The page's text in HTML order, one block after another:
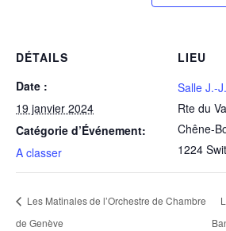
DÉTAILS
Date :
19 janvier 2024
Catégorie d’Événement:
A classer
LIEU
Salle J.-
Rte du
Chêne-
1224
Les Matinales de l’Orchestre de Chambre
de Genève